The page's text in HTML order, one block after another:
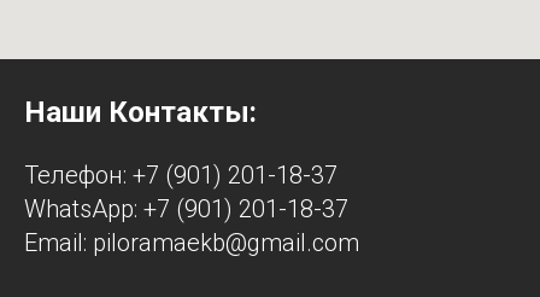
Наши Контакты:
Телефон: +7 (901) 201-18-37
WhatsApp: +7 (901) 201-18-37
Email: piloramaekb@gmail.com